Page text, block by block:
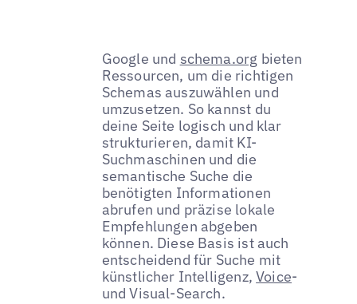
Google und schema.org bieten
Ressourcen, um die richtigen
Schemas auszuwählen und
umzusetzen. So kannst du
deine Seite logisch und klar
strukturieren, damit KI-
Suchmaschinen und die
semantische Suche die
benötigten Informationen
abrufen und präzise lokale
Empfehlungen abgeben
können. Diese Basis ist auch
entscheidend für Suche mit
künstlicher Intelligenz,Voice-
und Visual-Search.